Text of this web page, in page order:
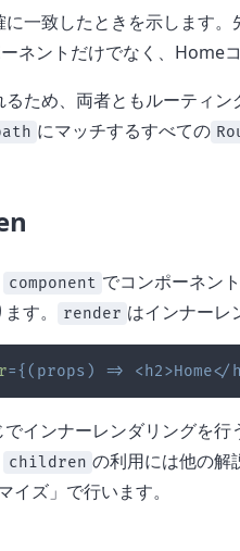
に一致したときを示します。
ネントだけでなく、Home
るため、両者ともルーティ
にマッチするすべての
component でコンポーネン
す。 render はインナーレ
={ ( props ) => < h2>Home</
でインナーレンダリングを
children の利用には他の解
ズ」で行います。